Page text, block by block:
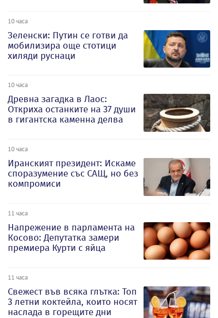
10 часа
Зеленски: Путин се готви да
мобилизира още стотици
хиляди руснаци
10 часа
Древна загадка в Лаос:
Откриха останките на 37 души
в гигантска каменна делва
10 часа
Иранският президент: Искаме
споразумение със САЩ, но без
компромиси
11 часа
Напрежение в парламента на
Косово: Депутатка замери
премиера Курти с яйца
11 часа
Свежест във всяка глътка: Топ
3 летни коктейла, които носят
наслада в горещите дни